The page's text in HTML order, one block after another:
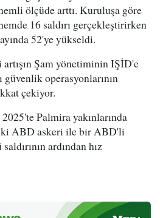
ölçüde arttı. Kuruluşa göre
16 saldırı gerçekleştirirken
52'ye yükseldi.
Şam yönetiminin IŞİD'e
güvenlik operasyonlarının
çekiyor.
Palmira yakınlarında
iki ABD askeri ile bir ABD'li
ardından hız